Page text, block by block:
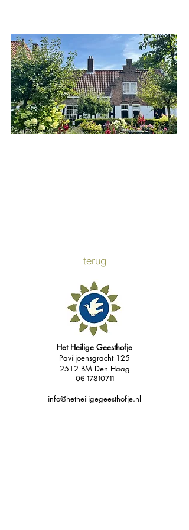
terug
Het Heilige Geesthofje
Paviljoensgracht 125
2512 BM Den Haag
06 17810711
info@hetheiligegeesthofje.nl